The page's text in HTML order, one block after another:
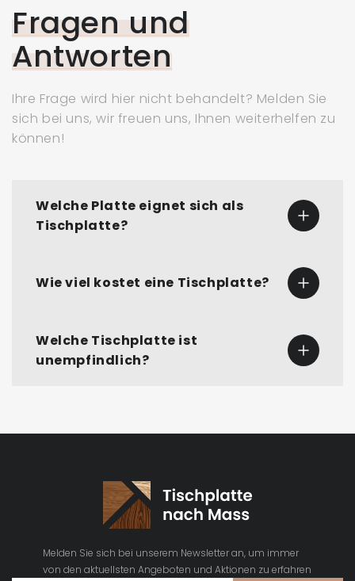
Fragen und
Antworten
Ihre Frage wird hier nicht behandelt? Melden Sie
sich bei uns, wir freuen uns, Ihnen weiterhelfen zu
können!
Welche Platte eignet sich als
Tischplatte?
Wie viel kostet eine Tischplatte?
Welche Tischplatte ist
unempfindlich?
Melden Sie sich bei unserem Newsletter an, um immer
von den aktuellsten Angeboten und Aktionen zu erfahren